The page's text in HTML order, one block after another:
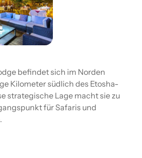
befindet sich im Norden
Kilometer südlich des Etosha-
strategische Lage macht sie zu
für Safaris und